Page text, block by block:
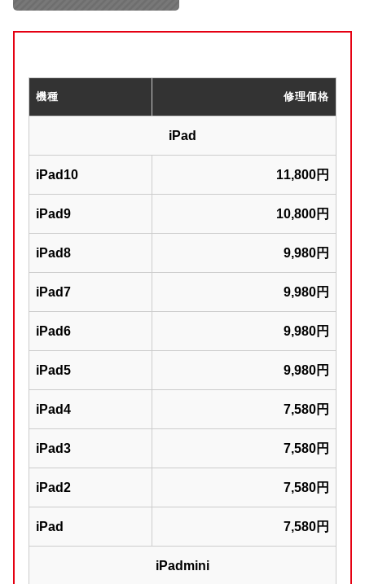
機種 修理価格
iPad
iPad10 11,800円
iPad9 10,800円
iPad8 9,980円
iPad7 9,980円
iPad6 9,980円
iPad5 9,980円
iPad4 7,580円
iPad3 7,580円
iPad2 7,580円
iPad 7,580円
iPadmini